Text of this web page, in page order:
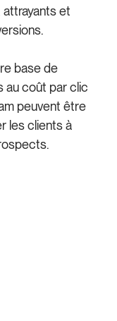
et
base de
au coût par clic
peuvent être
les clients à